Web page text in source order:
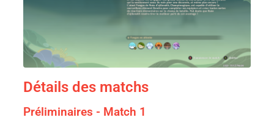
Détails des matchs
Préliminaires - Match 1